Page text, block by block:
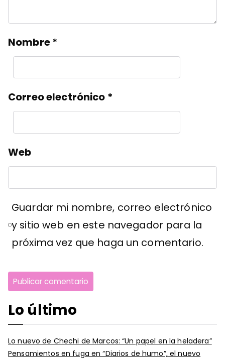
Nombre*
Correo electrónico *
Web
Guardar mi nombre, correo electrónico
y sitio web en este navegador para la
próxima vez que haga un comentario.
Lo último
Lo nuevo de Chechi de Marcos: “Un papel en la heladera”
Pensamientos en fuga en “Diarios de humo”, el nuevo